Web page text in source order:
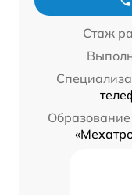
Стаж
Образование